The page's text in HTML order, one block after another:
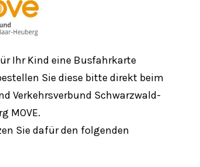
Ihr Kind eine Busfahrkarte
Sie diese bitte direkt beim
Verkehrsverbund Schwarzwald-
MOVE.
Sie dafür den folgenden